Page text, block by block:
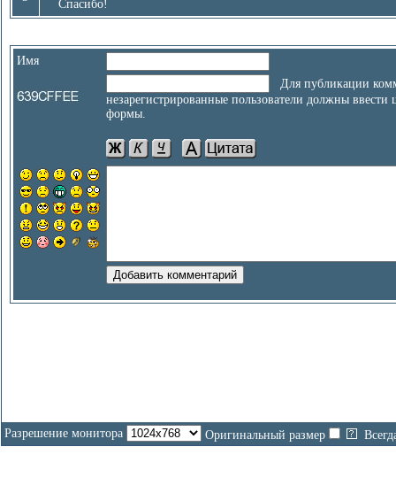
Спасибо!
Имя
Для публикации
незарегистрированные пользователи должны
формы.
Разрешение монитора Оригинальный размер